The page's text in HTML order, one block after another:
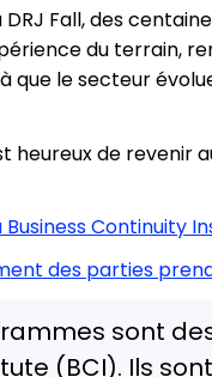
Fall, des
du terrain,
que le secteur
heureux de revenir
Continuity
des parties
sont
(BCI). Ils